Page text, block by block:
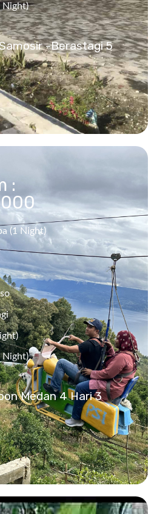
Night)
-Berastagi 5
:
(1 Night)
Night)
Medan 4 Hari 3